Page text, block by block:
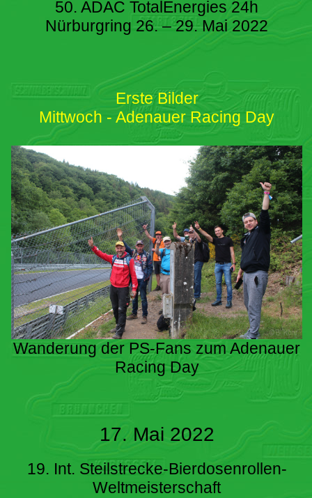
50. ADAC TotalEnergies 24h
Nürburgring 26. – 29. Mai 2022
Erste Bilder
Mittwoch - Adenauer Racing Day
Wanderung der PS-Fans zum Adenauer
Racing Day
17. Mai 2022
19. Int. Steilstrecke-Bierdosenrollen-
Weltmeisterschaft